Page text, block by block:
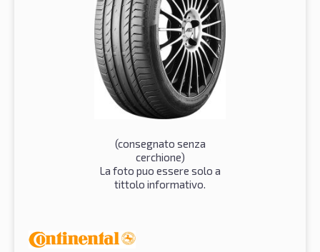
(consegnato senza
cerchione)
La foto puo essere solo a
tittolo informativo.